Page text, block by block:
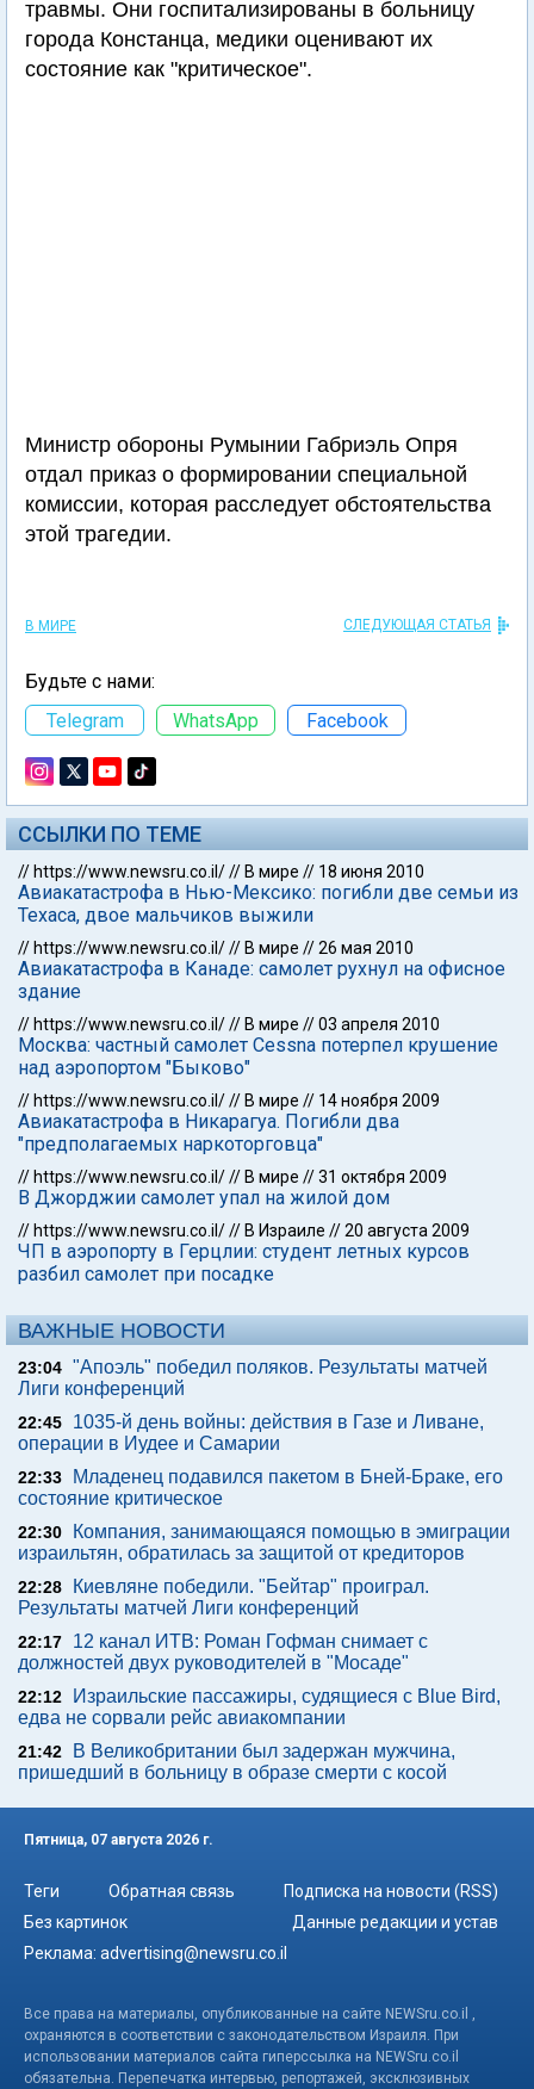
травмы. Они госпитализированы в больницу
города Констанца, медики оценивают их
состояние как "критическое".
Министр обороны Румынии Габриэль Опря
отдал приказ о формировании специальной
комиссии, которая расследует обстоятельства
этой трагедии.
В МИРЕ СЛЕДУЮЩАЯ СТАТЬЯ
Будьте с нами:
Telegram
WhatsApp Facebook
ССЫЛКИ ПО ТЕМЕ
// https://www.newsru.co.il/// В мире // 18 июня 2010
Авиакатастрофа в Нью-Мексико: погибли две семьи из
Техаса, двое мальчиков выжили
// https://www.newsru.co.il/// В мире //26 мая 2010
Авиакатастрофа в Канаде: самолет рухнул на офисное
здание
// https://www.newsru.co.il/// В мире //03 апреля 2010
Москва: частный самолет Cessna потерпел крушение
над аэропортом "Быково"
// https://www.newsru.co.il/// В мире // 14 ноября 2009
Авиакатастрофа в Никарагуа. Погибли два
"предполагаемых наркоторговца"
// https://www.newsru.co.il/// В мире //31 октября 2009
В Джорджии самолет упал на жилой дом
// https://www.newsru.co.il/// В Израиле //20 августа 2009
ЧП в аэропорту в Герцлии: студент летных курсов
разбил самолет при посадке
ВАЖНЫЕ НОВОСТИ
23:04 "Апоэль" победил поляков. Результаты матчей
Лиги конференций
22:45
1035-й день войны: действия в Газе и Ливане,
операции в Иудее и Самарии
22:33
Младенец подавился пакетом в Бней-Браке, его
состояние критическое
22:30
Компания, занимающаяся помощью в эмиграции
израильтян, обратилась за защитой от кредиторов
22:28
Киевляне победили. "Бейтар" проиграл.
Результаты матчей Лиги конференций
22:17
12 канал ИТВ: Роман Гофман снимает с
должностей двух руководителей в "Мосаде"
22:12
Израильские пассажиры, судящиеся с Blue Bird,
едва не сорвали рейс авиакомпании
21:42
В Великобритании был задержан мужчина,
пришедший в больницу в образе смерти с косой
Пятница, 07 августа 2026 г.
Теги Обратная связь
Подписка на новости (RSS)
Без картинок
Данные редакции и устав
Реклама: advertising@newsru.co.il
Все права на материалы, опубликованные на сайте NEWSru.co.il ,
охраняются в соответствии с законодательством Израиля. При
использовании материалов сайта гиперссылка на NEWSru.co.il
обязательна. Перепечатка интервью, репортажей, эксклюзивных